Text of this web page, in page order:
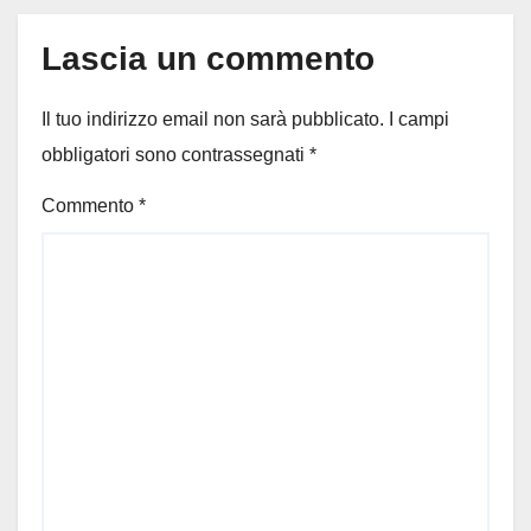
Lascia un commento
Il tuo indirizzo email non sarà pubblicato.
I campi
obbligatori sono contrassegnati *
Commento *